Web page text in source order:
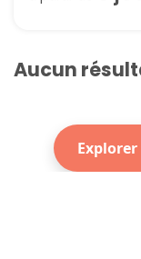
Aucun